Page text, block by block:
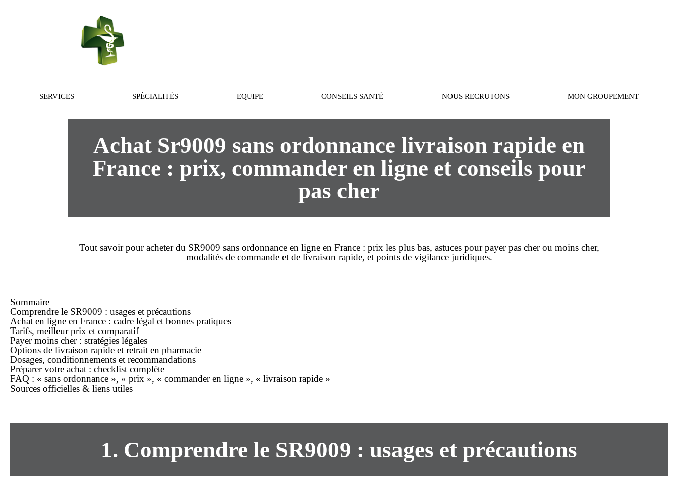
SERVICES SPÉCIALITÉS EQUIPE CONSEILS SANTÉ NOUS RECRUTONS MON GROUPEMENT
Achat Sr9009 sans ordonnance livraison rapide en
France : prix, commander en ligne et conseils pour
pas cher
Tout savoir pouracheterdu SR9009 sans ordonnanceen ligne en France : prix les plus bas, astuces pour payerpas cherou moins cher,
modalités de commandeet de livraison rapide, et points de vigilance juridiques.
Sommaire
Comprendre le SR9009 : usages et précautions
Achat en ligne en France : cadre légal et bonnes pratiques
Tarifs, meilleur prix et comparatif
Payermoins cher: stratégies légales
Options de livraison rapide et retrait en pharmacie
Dosages, conditionnements et recommandations
Préparer votre achat : checklist complète
FAQ : « sans ordonnance », « prix », « commander en ligne », « livraison rapide »
Sources officielles & liens utiles
1. Comprendre le SR9009 : usages et précautions